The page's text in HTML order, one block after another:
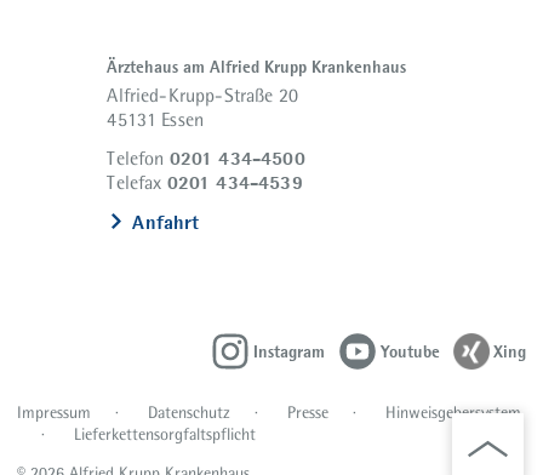
Ärztehaus am Alfried Krupp Krankenhaus
Alfried-Krupp-Straße 20
45131 Essen
Telefon 0201 434-4500
Telefax 0201 434-4539
Anfahrt
Impressum Datenschutz Presse
Hinweisgebersystem
Lieferkettensorgfaltspflicht
Instagram Youtube Xing